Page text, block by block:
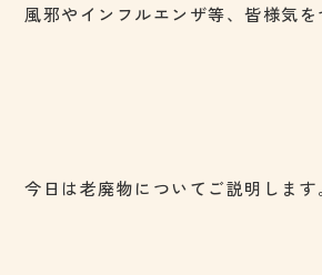
風邪やインフルエンザ等、皆様気を
今日は老廃物についてご説明します